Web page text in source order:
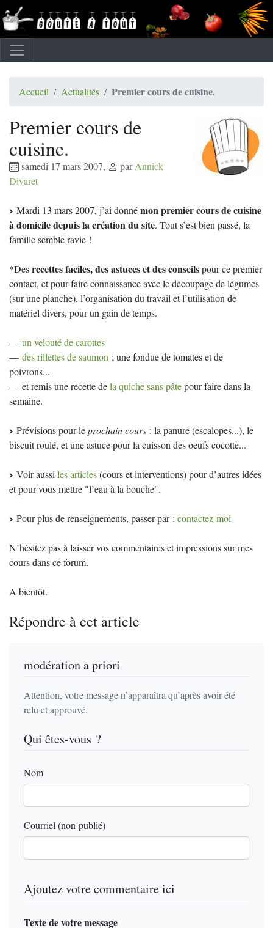
Accueil Actualités Premier cours de cuisine.
Premier cours de
cuisine.
samedi 17 mars 2007, parAnnick
Divaret
Mardi 13 mars 2007, j’ai donnémon premier cours de cuisine
à domicile depuis la création du site. Tout s’est bien passé, la
famille semble ravie !
*Desrecettes faciles, des astuces et des conseilspour ce premier
contact, et pour faire connaissance avec le découpage de légumes
(sur une planche), l’organisation du travail et l’utilisation de
matériel divers, pour un gain de temps.
— un velouté de carottes
— des rillettes de saumon ; une fondue de tomates et de
poivrons...
— et remis une recette dela quiche sans pâtepour faire dans la
semaine.
Prévisions pour leprochain cours : la panure (escalopes...), le
biscuit roulé, et une astuce pour la cuisson des oeufs cocotte...
Voir aussiles articles(cours et interventions) pour d’autres idées
et pour vous mettre "l’eau à la bouche".
Pour plus de renseignements, passer par : contactez-moi
N’hésitez pas à laisser vos commentaires et impressions sur mes
cours dans ce forum.
A bientôt.
Répondre à cet article
modération a priori
Attention, votre message n’apparaîtra qu’après avoir été
relu et approuvé.
Qui êtes-vous ?
Nom
Courriel (non publié)
Ajoutez votre commentaire ici
Texte de votre message